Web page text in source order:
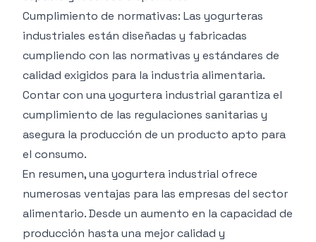
Cumplimiento de normativas: Las yogurteras
industriales están diseñadas y fabricadas
cumpliendo con las normativas y estándares de
calidad exigidos para la industria alimentaria.
Contar con una yogurtera industrial garantiza el
cumplimiento de las regulaciones sanitarias y
asegura la producción de un producto apto para
el consumo.
En resumen, una yogurtera industrial ofrece
numerosas ventajas para las empresas del sector
alimentario. Desde un aumento en la capacidad de
producción hasta una mejor calidad y